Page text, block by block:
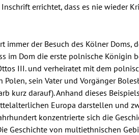
errichtet, dass es nie wieder
immer der Besuch des Kölner Doms,
im Dom die erste polnische Königin
III. und verheiratet mit dem
sein Vater und Vorgänger
kurz darauf). Anhand dieses
Europa darstellen und
konzentrierte sich die
Geschichte von multiethnischen